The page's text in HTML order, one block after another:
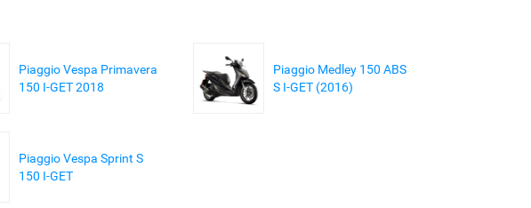
Piaggio Vespa Primavera
150 I-GET 2018
Piaggio Medley 150 ABS
S I-GET (2016)
Piaggio Vespa Sprint S
150 I-GET